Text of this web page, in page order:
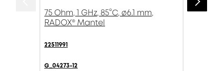
75 Ohm, 1 GHz, 85°C, ø6.1 mm,
RADOX® Mantel
22511991
G_04273-12